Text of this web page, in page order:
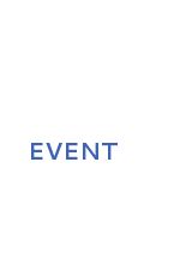
EVENT